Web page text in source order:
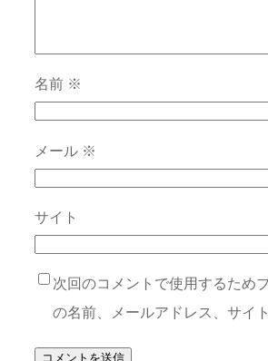
名前 ※
メール ※
サイト
次回のコメントで使用するため
の名前、メールアドレス、サイ